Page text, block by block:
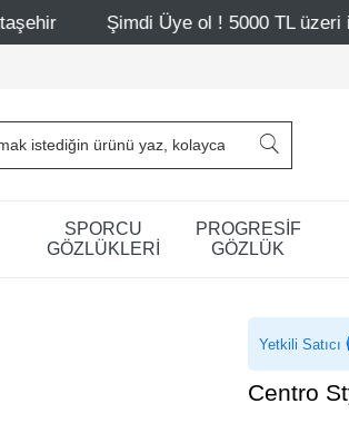
Üye ol ! 5000 TL üzeri ilk
SPORCU
GÖZLÜKLERİ
PROGRESİF
GÖZLÜK
Yetkili Satıcı
Centro